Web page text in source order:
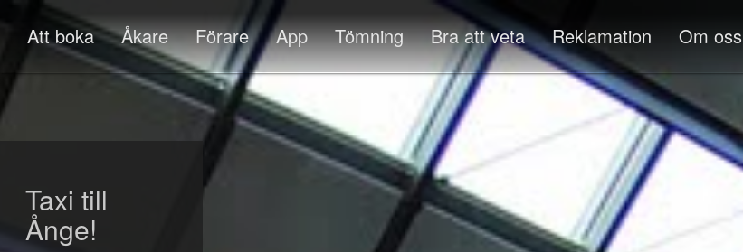
Att boka Åkare Förare App Tömning Bra att veta Reklamation Om oss
Taxi till
Ånge!